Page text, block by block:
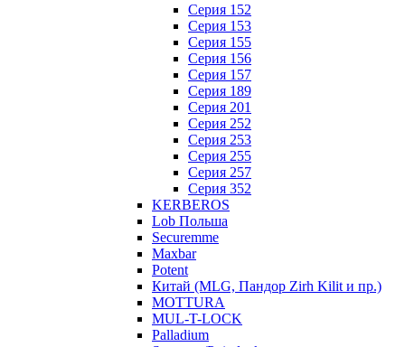
Серия 152
Серия 153
Серия 155
Серия 156
Серия 157
Серия 189
Серия 201
Серия 252
Серия 253
Серия 255
Серия 257
Серия 352
KERBEROS
Lob Польша
Securemme
Maxbar
Potent
Китай (MLG, Пандор Zirh Kilit и пр.)
MOTTURA
MUL-T-LOCK
Palladium